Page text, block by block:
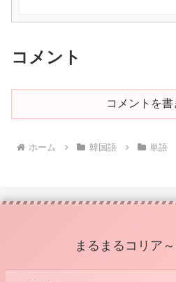
コメント
コメントを書
ホーム 韓国語 単語
まるまるコリア